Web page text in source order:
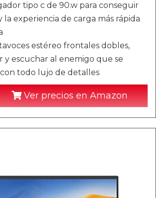
tipo c de 90.w para conseguir
la experiencia de carga más rápida
estéreo frontales dobles,
y escuchar al enemigo que se
todo lujo de detalles
Ver precios en Amazon